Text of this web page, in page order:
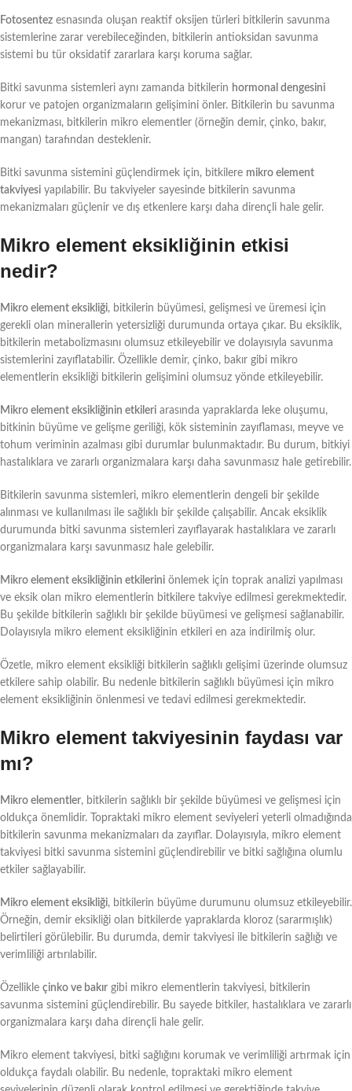
Fotosentez esnasında oluşan reaktif oksijen türleri bitkilerin savunma
sistemlerine zarar verebileceğinden, bitkilerin antioksidan savunma
sistemi bu tür oksidatif zararlara karşı koruma sağlar.
Bitki savunma sistemleri aynı zamanda bitkilerin hormonal dengesini
korur ve patojen organizmaların gelişimini önler. Bitkilerin bu savunma
mekanizması, bitkilerin mikro elementler (örneğin demir, çinko, bakır,
mangan) tarafından desteklenir.
Bitki savunma sistemini güçlendirmek için, bitkilere mikro element
takviyesi yapılabilir. Bu takviyeler sayesinde bitkilerin savunma
mekanizmaları güçlenir ve dış etkenlere karşı daha dirençli hale gelir.
Mikro element eksikliğinin etkisi
nedir?
Mikro element eksikliği, bitkilerin büyümesi, gelişmesi ve üremesi için
gerekli olan minerallerin yetersizliği durumunda ortaya çıkar. Bu eksiklik,
bitkilerin metabolizmasını olumsuz etkileyebilir ve dolayısıyla savunma
sistemlerini zayıflatabilir. Özellikle demir, çinko, bakır gibi mikro
elementlerin eksikliği bitkilerin gelişimini olumsuz yönde etkileyebilir.
Mikro element eksikliğinin etkileri arasında yapraklarda leke oluşumu,
bitkinin büyüme ve gelişme geriliği, kök sisteminin zayıflaması, meyve ve
tohum veriminin azalması gibi durumlar bulunmaktadır. Bu durum, bitkiyi
hastalıklara ve zararlı organizmalara karşı daha savunmasız hale getirebilir.
Bitkilerin savunma sistemleri, mikro elementlerin dengeli bir şekilde
alınması ve kullanılması ile sağlıklı bir şekilde çalışabilir. Ancak eksiklik
durumunda bitki savunma sistemleri zayıflayarak hastalıklara ve zararlı
organizmalara karşı savunmasız hale gelebilir.
Mikro element eksikliğinin etkilerini önlemek için toprak analizi yapılması
ve eksik olan mikro elementlerin bitkilere takviye edilmesi gerekmektedir.
Bu şekilde bitkilerin sağlıklı bir şekilde büyümesi ve gelişmesi sağlanabilir.
Dolayısıyla mikro element eksikliğinin etkileri en aza indirilmiş olur.
Özetle, mikro element eksikliği bitkilerin sağlıklı gelişimi üzerinde olumsuz
etkilere sahip olabilir. Bu nedenle bitkilerin sağlıklı büyümesi için mikro
element eksikliğinin önlenmesi ve tedavi edilmesi gerekmektedir.
Mikro element takviyesinin faydası var
mı?
Mikro elementler, bitkilerin sağlıklı bir şekilde büyümesi ve gelişmesi için
oldukça önemlidir. Topraktaki mikro element seviyeleri yeterli olmadığında
bitkilerin savunma mekanizmaları da zayıflar. Dolayısıyla, mikro element
takviyesi bitki savunma sistemini güçlendirebilir ve bitki sağlığına olumlu
etkiler sağlayabilir.
Mikro element eksikliği, bitkilerin büyüme durumunu olumsuz etkileyebilir.
Örneğin, demir eksikliği olan bitkilerde yapraklarda kloroz (sararmışlık)
belirtileri görülebilir. Bu durumda, demir takviyesi ile bitkilerin sağlığı ve
verimliliği artırılabilir.
Özellikle çinko ve bakır gibi mikro elementlerin takviyesi, bitkilerin
savunma sistemini güçlendirebilir. Bu sayede bitkiler, hastalıklara ve zararlı
organizmalara karşı daha dirençli hale gelir.
Mikro element takviyesi, bitki sağlığını korumak ve verimliliği artırmak için
oldukça faydalı olabilir. Bu nedenle, topraktaki mikro element